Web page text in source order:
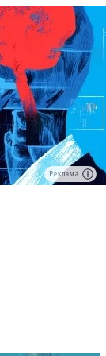
Реклама